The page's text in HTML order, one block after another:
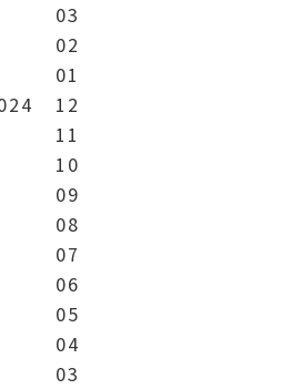
03
02
01
12
11
10
09
08
07
06
05
04
03